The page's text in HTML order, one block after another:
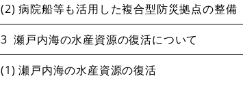
(2) 病院船等も活用した複合型防災拠点の整備
3 瀬戸内海の水産資源の復活について
(1) 瀬戸内海の水産資源の復活